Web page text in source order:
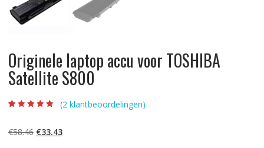
Originele laptop accu voor TOSHIBA
Satellite S800
gebaseerd op
klantbeoordelinge
(2 klantbeoordelingen)
€58.46 Oorspronkelijke
€33.43Huidige